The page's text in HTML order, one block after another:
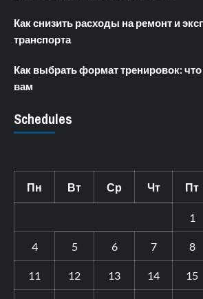
Как снизить расходы на ремонт и
транспорта
Как выбрать формат тренировок:
вам
Schedules
Пн Вт Ср Чт Пт
1
4 5 6 7 8
11 12 13 14 15